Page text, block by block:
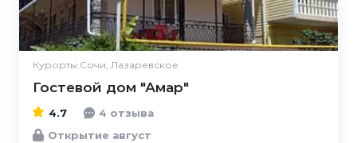
Курорты Сочи, Лазаревское
Гостевой дом "Амар"
4.7
4 отзыва
Открытие август